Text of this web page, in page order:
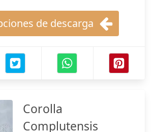
de descarga
Corolla
Complutensis